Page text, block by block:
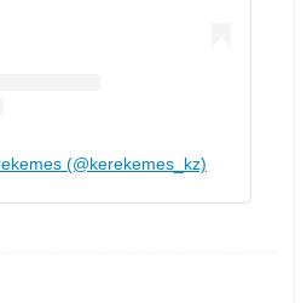
(@kerekemes_kz)